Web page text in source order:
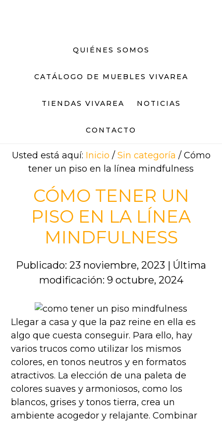
QUIÉNES SOMOS
CATÁLOGO DE MUEBLES VIVAREA
TIENDAS VIVAREA NOTICIAS
CONTACTO
Usted está aquí: Inicio / Sin categoría /Cómo
tener un piso en la línea mindfulness
CÓMO TENER UN
PISO EN LA LÍNEA
MINDFULNESS
Publicado: 23 noviembre, 2023 | Última
modificación: 9 octubre, 2024
Llegar a casa y que la paz reine en ella es
algo que cuesta conseguir. Para ello, hay
varios trucos como utilizar los mismos
colores, en tonos neutros y en formatos
atractivos. La elección de una paleta de
colores suaves y armoniosos, como los
blancos, grises y tonos tierra, crea un
ambiente acogedor y relajante. Combinar